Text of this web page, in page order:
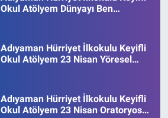
Okul Atölyem Dünyayı Ben
Adıyaman Hürriyet İlkokulu Keyifli
Okul Atölyem 23 Nisan Yöresel
Adıyaman Hürriyet İlkokulu Keyifli
Okul Atölyem 23 Nisan Oratoryosu